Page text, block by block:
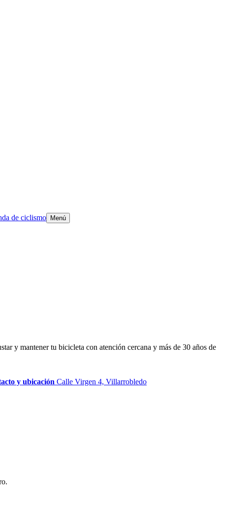
de ciclismo Menú
y mantener tu bicicleta con atención cercana y más de 30 años de
y ubicación Calle Virgen 4, Villarrobledo